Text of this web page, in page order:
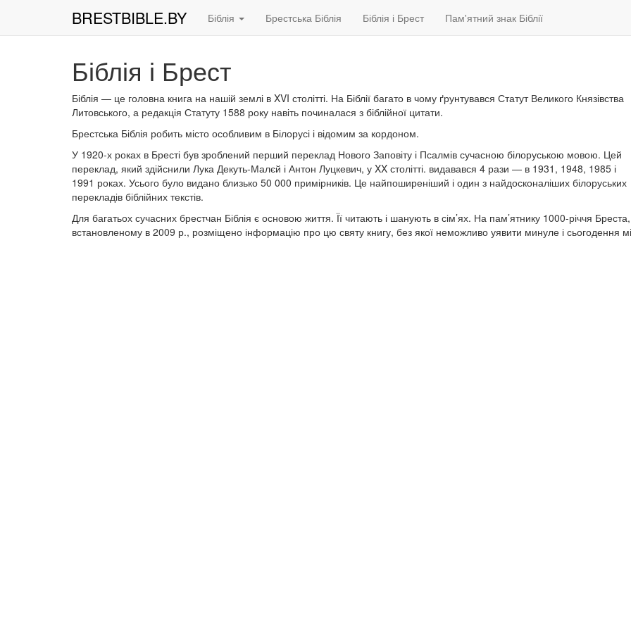
BRESTBIBLE.BY Біблія Брестська Біблія Біблія і Брест Пам'ятний знак Біблії
Біблія і Брест
Біблія — це головна книга на нашій землі в XVI столітті. На Біблії багато в чому ґрунтувався Статут Великого Князівства
Литовського, а редакція Статуту 1588 року навіть починалася з біблійної цитати.
Брестська Біблія робить місто особливим в Білорусі і відомим за кордоном.
У 1920-х роках в Бресті був зроблений перший переклад Нового Заповіту і Псалмів сучасною білоруською мовою. Цей
переклад, який здійснили Лука Декуть-Малєй і Антон Луцкевич, у XX столітті. видавався 4 рази — в 1931, 1948, 1985 і
1991 роках. Усього було видано близько 50 000 примірників. Це найпоширеніший і один з найдосконаліших білоруських
перекладів біблійних текстів.
Для багатьох сучасних брестчан Біблія є основою життя. Її читають і шанують в сім’ях. На пам’ятнику 1000-річчя Бреста,
встановленому в 2009 р., розміщено інформацію про цю святу книгу, без якої неможливо уявити минуле і сьогодення